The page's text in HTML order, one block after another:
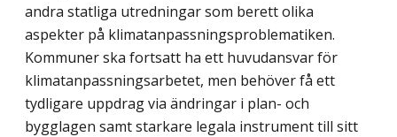
andra statliga utredningar som berett olika
aspekter på klimatanpassningsproblematiken.
Kommuner ska fortsatt ha ett huvudansvar för
klimatanpassningsarbetet, men behöver få ett
tydligare uppdrag via ändringar i plan- och
bygglagen samt starkare legala instrument till sitt